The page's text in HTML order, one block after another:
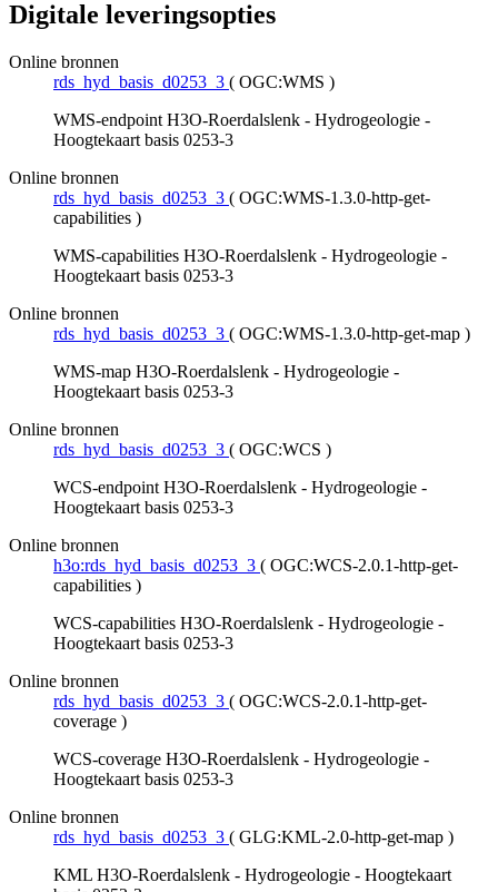
Digitale leveringsopties
Online bronnen
rds_hyd_basis_d0253_3 ( OGC:WMS )
WMS-endpoint H3O-Roerdalslenk - Hydrogeologie -
Hoogtekaart basis 0253-3
Online bronnen
rds_hyd_basis_d0253_3 ( OGC:WMS-1.3.0-http-get-
capabilities )
WMS-capabilities H3O-Roerdalslenk - Hydrogeologie -
Hoogtekaart basis 0253-3
Online bronnen
rds_hyd_basis_d0253_3 ( OGC:WMS-1.3.0-http-get-map )
WMS-map H3O-Roerdalslenk - Hydrogeologie -
Hoogtekaart basis 0253-3
Online bronnen
rds_hyd_basis_d0253_3 ( OGC:WCS )
WCS-endpoint H3O-Roerdalslenk - Hydrogeologie -
Hoogtekaart basis 0253-3
Online bronnen
h3o:rds_hyd_basis_d0253_3 ( OGC:WCS-2.0.1-http-get-
capabilities )
WCS-capabilities H3O-Roerdalslenk - Hydrogeologie -
Hoogtekaart basis 0253-3
Online bronnen
rds_hyd_basis_d0253_3 ( OGC:WCS-2.0.1-http-get-
coverage )
WCS-coverage H3O-Roerdalslenk - Hydrogeologie -
Hoogtekaart basis 0253-3
Online bronnen
rds_hyd_basis_d0253_3 ( GLG:KML-2.0-http-get-map )
KML H3O-Roerdalslenk - Hydrogeologie - Hoogtekaart